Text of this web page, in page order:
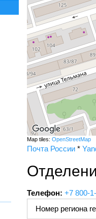
Map tiles: OpenStreetMap
Почта России *
Телефон: +7 800-
Номер региона